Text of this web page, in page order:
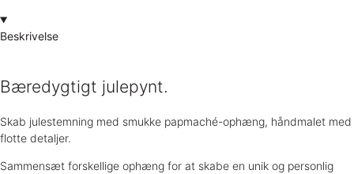
Beskrivelse
Bæredygtigt julepynt.
Skab julestemning med smukke papmaché-ophæng, håndmalet med
flotte detaljer.
Sammensæt forskellige ophæng for at skabe en unik og personlig